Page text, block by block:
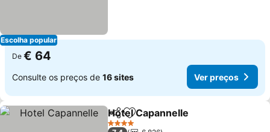
Escolha popular
De € 64
Consulte os preços de 16 sites Ver preços
PartilharAdicionar aos favoritos
Hotel Capannelle
4 Estrelas